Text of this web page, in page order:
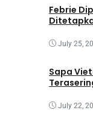
Febrie
July 25,
Sapa
July 22,